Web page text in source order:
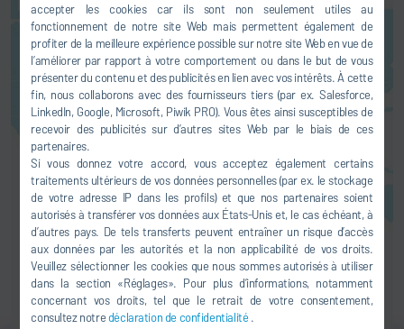
accepter les cookies car ils sont non seulement utiles au
fonctionnement de notre site Web mais permettent également de
profiter de la meilleure expérience possible sur notre site Web en vue de
l’améliorer par rapport à votre comportement ou dans le but de vous
présenter du contenu et des publicités en lien avec vos intérêts. À cette
fin, nous collaborons avec des fournisseurs tiers (par ex. Salesforce,
LinkedIn, Google, Microsoft, Piwik PRO). Vous êtes ainsi susceptibles de
recevoir des publicités sur d’autres sites Web par le biais de ces
partenaires.
Si vous donnez votre accord, vous acceptez également certains
traitements ultérieurs de vos données personnelles (par ex. le stockage
de votre adresse IP dans les profils) et que nos partenaires soient
autorisés à transférer vos données aux États-Unis et, le cas échéant, à
d’autres pays. De tels transferts peuvent entraîner un risque d’accès
aux données par les autorités et la non applicabilité de vos droits.
Veuillez sélectionner les cookies que nous sommes autorisés à utiliser
dans la section «Réglages». Pour plus d’informations, notamment
concernant vos droits, tel que le retrait de votre consentement,
consultez notredéclaration de confidentialité .
Vous pouvez activer un service
cartographique ici. Cela
déclenche une transmission de
vos données (par ex. adresse IP)
au fournisseur concerné, comme
expliqué dans notre déclaration
de confidentialité.
ACCEPTER